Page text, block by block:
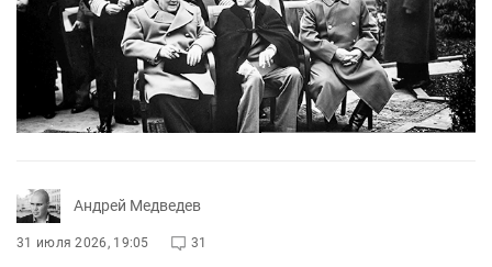
Андрей Медведев
31 июля 2026, 19:05 31